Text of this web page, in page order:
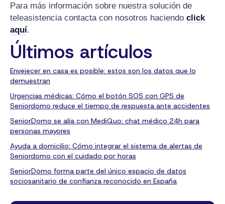
Para más información sobre nuestra solución de
teleasistencia contacta con nosotros haciendo click
aquí.
Últimos artículos
Envejecer en casa es posible: estos son los datos que lo
demuestran
Urgencias médicas: Cómo el botón SOS con GPS de
Seniordomo reduce el tiempo de respuesta ante accidentes
SeniorDomo se alía con MediQuo: chat médico 24h para
personas mayores
Ayuda a domicilio: Cómo integrar el sistema de alertas de
Seniordomo con el cuidado por horas
SeniorDomo forma parte del único espacio de datos
sociosanitario de confianza reconocido en España